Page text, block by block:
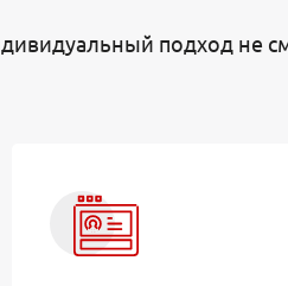
подход не